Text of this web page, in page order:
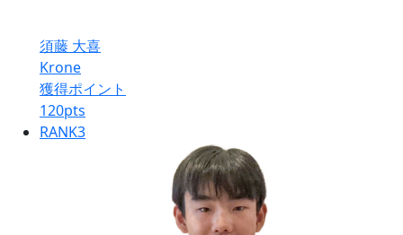
須藤 大喜
Krone
獲得ポイント
120pts
RANK3